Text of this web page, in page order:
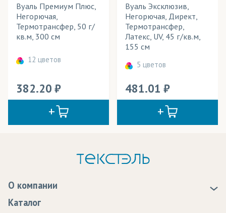
Вуаль Премиум Плюс,
Негорючая,
Термотрансфер, 50 г/
кв.м, 300 см
12 цветов
382.20
Вуаль Эксклюзив,
Негорючая, Директ,
Термотрансфер,
Латекс, UV, 45 г/кв.м,
155 см
5 цветов
481.01
О компании
Каталог